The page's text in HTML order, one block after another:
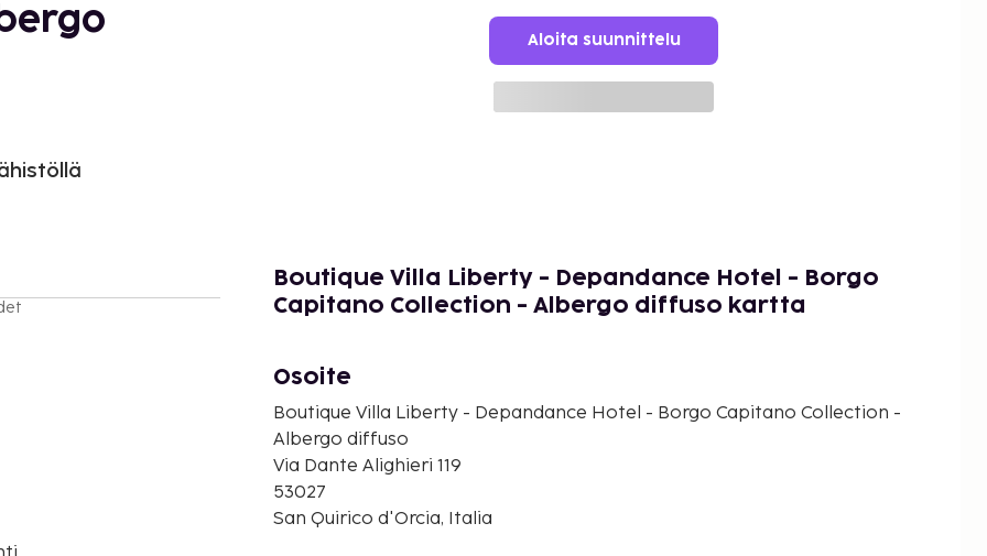
Aloita suunnittelu
Boutique Villa Liberty - Depandance Hotel - Borgo
Capitano Collection - Albergo diffuso kartta
Osoite
Boutique Villa Liberty - Depandance Hotel - Borgo Capitano Collection -
Albergo diffuso
Via Dante Alighieri 119
53027
San Quirico d'Orcia, Italia